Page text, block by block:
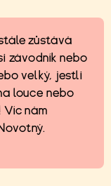
zůstává
závodník nebo
velký, jestli
louce nebo
nám